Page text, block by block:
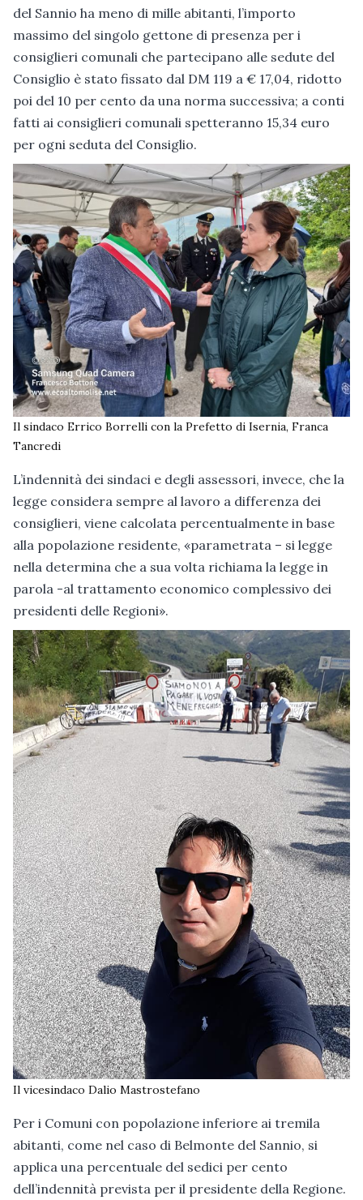
del Sannio ha meno di mille abitanti, l’importo
massimo del singolo gettone di presenza per i
consiglieri comunali che partecipano alle sedute del
Consiglio è stato fissato dal DM 119 a € 17,04, ridotto
poi del 10 per cento da una norma successiva; a conti
fatti ai consiglieri comunali spetteranno 15,34 euro
per ogni seduta del Consiglio.
Il sindaco Errico Borrelli con la Prefetto di Isernia, Franca
Tancredi
L’indennità dei sindaci e degli assessori, invece, che la
legge considera sempre al lavoro a differenza dei
consiglieri, viene calcolata percentualmente in base
alla popolazione residente, «parametrata – si legge
nella determina che a sua volta richiama la legge in
parola -al trattamento economico complessivo dei
presidenti delle Regioni».
Il vicesindaco Dalio Mastrostefano
Per i Comuni con popolazione inferiore ai tremila
abitanti, come nel caso di Belmonte del Sannio, si
applica una percentuale del sedici per cento
dell’indennità prevista per il presidente della Regione.